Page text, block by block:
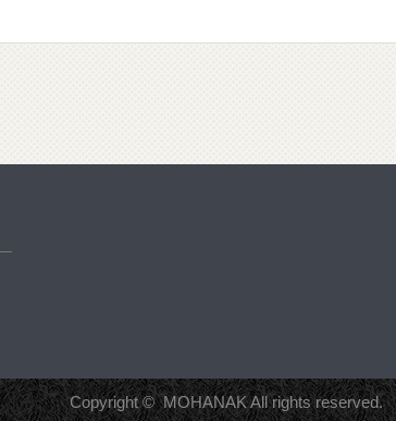
Copyright ©MOHANAKAll rights reserved.